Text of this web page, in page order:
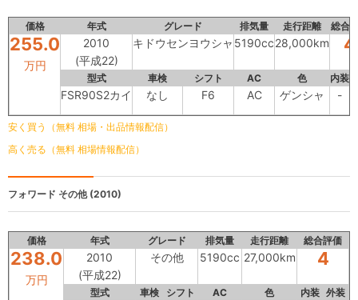
価格 年式 グレード 排気量 走行距離 総合
255.0
万円
2010
(平成22)
キドウセンヨウシャ 5190cc28,000km 4
型式 車検 シフト AC 色 内装
FSR90S2カイ なし F6 AC ゲンシャ -
安く買う（無料 相場・出品情報配信）
高く売る（無料 相場情報配信）
フォワード その他 (2010)
価格 年式 グレード 排気量 走行距離 総合評価
238.0
万円
2010
(平成22)
その他 5190cc 27,000km 4
型式 車検 シフト AC 色 内装 外装